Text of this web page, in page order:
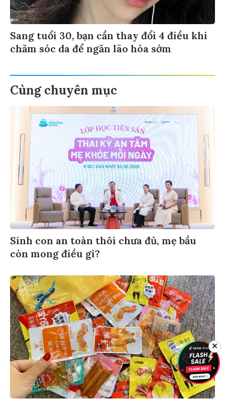
Sang tuổi 30, bạn cần thay đổi 4 điều khi
chăm sóc da để ngăn lão hóa sớm
Cùng chuyên mục
Sinh con an toàn thôi chưa đủ, mẹ bầu
còn mong điều gì?
✕